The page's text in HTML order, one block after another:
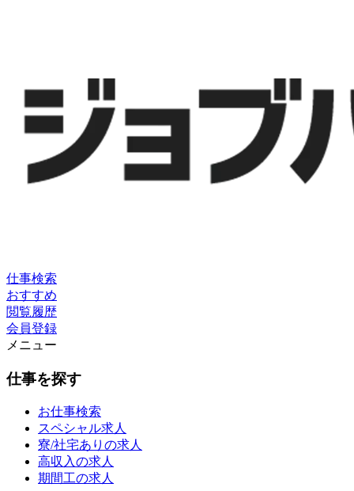
仕事検索
おすすめ
閲覧履歴
会員登録
メニュー
仕事を探す
お仕事検索
スペシャル求人
寮/社宅ありの求人
高収入の求人
期間工の求人